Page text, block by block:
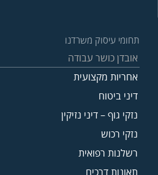
תחומי עיסוק משרדנו
אובדן כושר עבודה
אחריות מקצועית
דיני ביטוח
נזקי גוף – דיני נזיקין
נזקי רכוש
רשלנות רפואית
תאונות דרכים